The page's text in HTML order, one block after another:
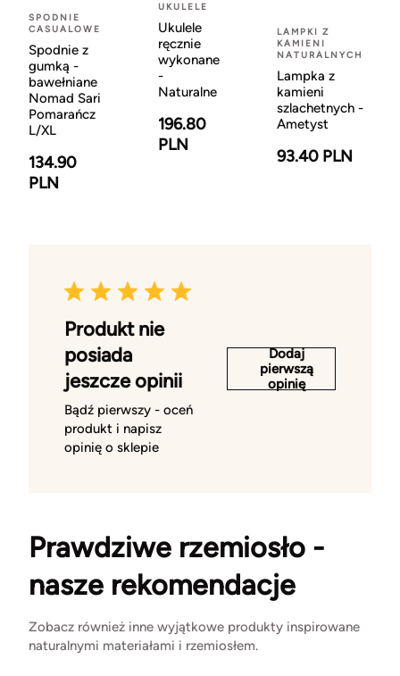
SPODNIE
CASUALOWE
Spodnie z
gumką -
bawełniane
Nomad Sari
Pomarańcz
L/XL
134.90
PLN
UKULELE
Ukulele
ręcznie
wykonane
-
Naturalne
196.80
PLN
LAMPKI Z
KAMIENI
NATURALNYCH
Lampka z
kamieni
szlachetnych -
Ametyst
93.40 PLN
Produkt nie
posiada
jeszcze opinii
Bądź pierwszy - oceń
produkt i napisz
opinię o sklepie
Dodaj
pierwszą
opinię
Prawdziwe rzemiosło -
nasze rekomendacje
Zobacz również inne wyjątkowe produkty inspirowane
naturalnymi materiałami i rzemiosłem.